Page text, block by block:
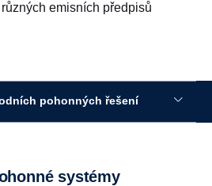
emisních předpisů
pohonných řešení
systémy